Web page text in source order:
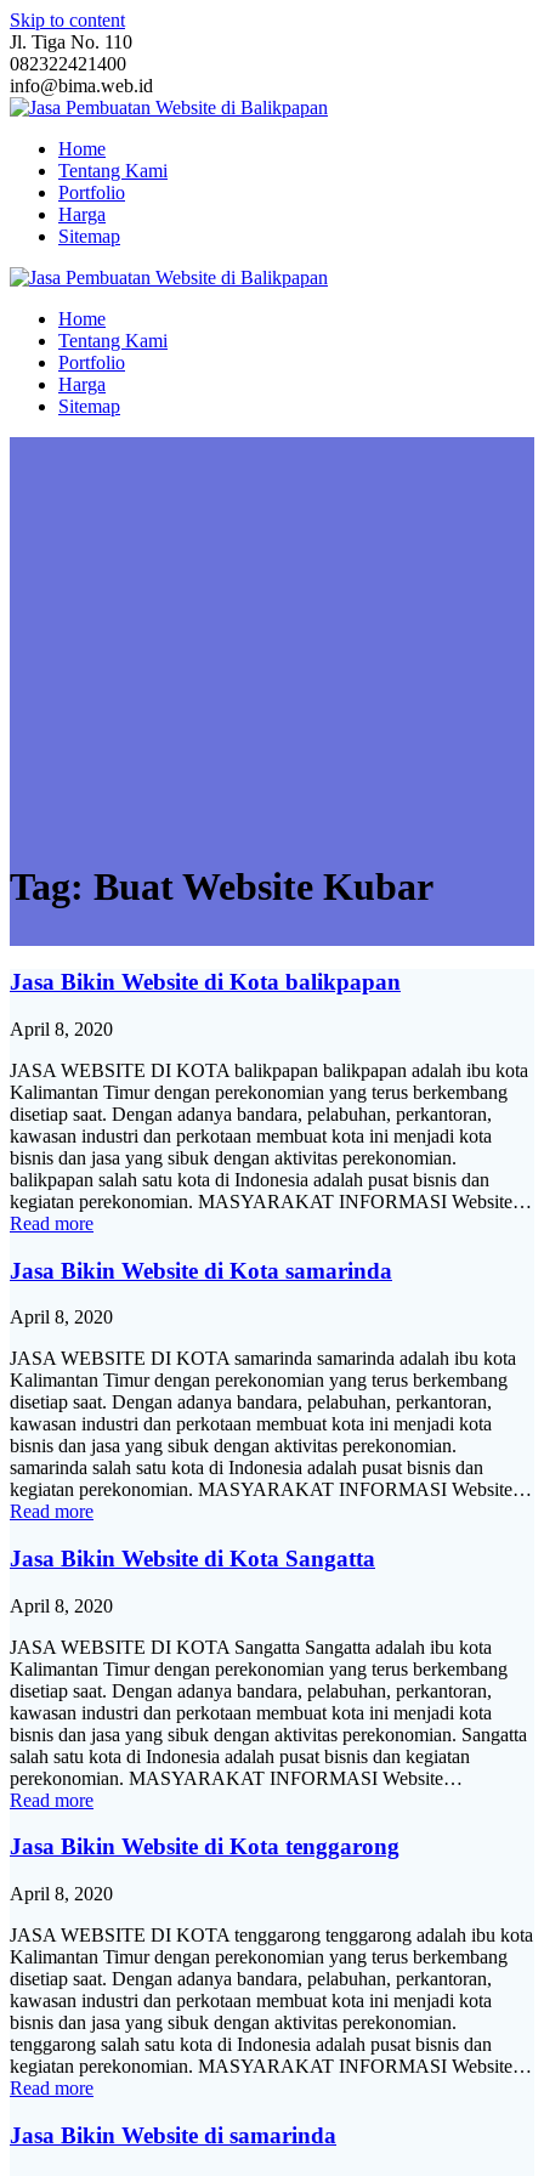
Skip to content
Jl. Tiga No. 110
082322421400
info@bima.web.id
Home
Tentang Kami
Portfolio
Harga
Sitemap
Home
Tentang Kami
Portfolio
Harga
Sitemap
Tag: Buat Website Kubar
Jasa Bikin Website di Kota balikpapan
April 8, 2020
JASA WEBSITE DI KOTA balikpapan balikpapan adalah ibu kota
Kalimantan Timur dengan perekonomian yang terus berkembang
disetiap saat. Dengan adanya bandara, pelabuhan, perkantoran,
kawasan industri dan perkotaan membuat kota ini menjadi kota
bisnis dan jasa yang sibuk dengan aktivitas perekonomian.
balikpapan salah satu kota di Indonesia adalah pusat bisnis dan
kegiatan perekonomian. MASYARAKAT INFORMASI Website…
Read more
Jasa Bikin Website di Kota samarinda
April 8, 2020
JASA WEBSITE DI KOTA samarinda samarinda adalah ibu kota
Kalimantan Timur dengan perekonomian yang terus berkembang
disetiap saat. Dengan adanya bandara, pelabuhan, perkantoran,
kawasan industri dan perkotaan membuat kota ini menjadi kota
bisnis dan jasa yang sibuk dengan aktivitas perekonomian.
samarinda salah satu kota di Indonesia adalah pusat bisnis dan
kegiatan perekonomian. MASYARAKAT INFORMASI Website…
Read more
Jasa Bikin Website di Kota Sangatta
April 8, 2020
JASA WEBSITE DI KOTA Sangatta Sangatta adalah ibu kota
Kalimantan Timur dengan perekonomian yang terus berkembang
disetiap saat. Dengan adanya bandara, pelabuhan, perkantoran,
kawasan industri dan perkotaan membuat kota ini menjadi kota
bisnis dan jasa yang sibuk dengan aktivitas perekonomian. Sangatta
salah satu kota di Indonesia adalah pusat bisnis dan kegiatan
perekonomian. MASYARAKAT INFORMASI Website…
Read more
Jasa Bikin Website di Kota tenggarong
April 8, 2020
JASA WEBSITE DI KOTA tenggarong tenggarong adalah ibu kota
Kalimantan Timur dengan perekonomian yang terus berkembang
disetiap saat. Dengan adanya bandara, pelabuhan, perkantoran,
kawasan industri dan perkotaan membuat kota ini menjadi kota
bisnis dan jasa yang sibuk dengan aktivitas perekonomian.
tenggarong salah satu kota di Indonesia adalah pusat bisnis dan
kegiatan perekonomian. MASYARAKAT INFORMASI Website…
Read more
Jasa Bikin Website di samarinda